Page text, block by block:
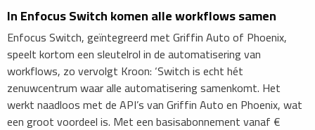
In Enfocus Switch komen alle workflows samen
Enfocus Switch, geïntegreerd met Griffin Auto of Phoenix,
speelt kortom een sleutelrol in de automatisering van
workflows, zo vervolgt Kroon: ‘Switch is echt hét
zenuwcentrum waar alle automatisering samenkomt. Het
werkt naadloos met de API’s van Griffin Auto en Phoenix, wat
een groot voordeel is. Met een basisabonnement vanaf €